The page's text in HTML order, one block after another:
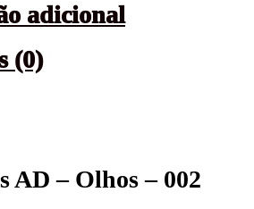
adicional
(0)
AD – Olhos – 002